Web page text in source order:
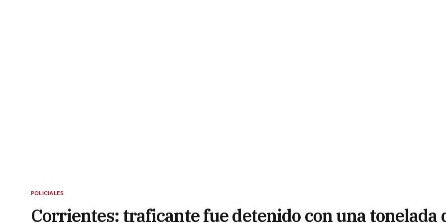
POLICIALES
Corrientes: traficante fue detenido con una tonelada